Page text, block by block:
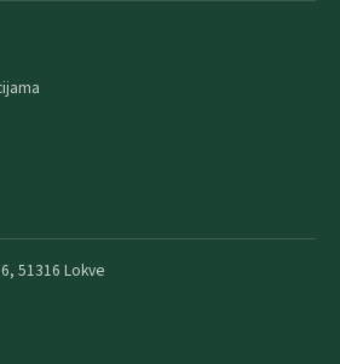
51316 Lokve